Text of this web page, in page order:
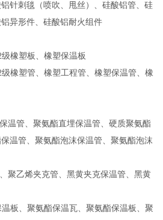
针刺毯（喷吹、甩丝）、硅酸铝管、硅
异形件、硅酸铝耐火组件
橡塑板、橡塑保温板
橡塑管、橡塑工程管、橡塑保温管、橡
温管、聚氨酯直埋保温管、硬质聚氨酯
温管、聚氨酯泡沫保温管、聚氨酯泡沫
聚乙烯夹克管、黑黄夹克保温管、黑黄
板、聚氨酯保温瓦、聚氨酯保温板、聚